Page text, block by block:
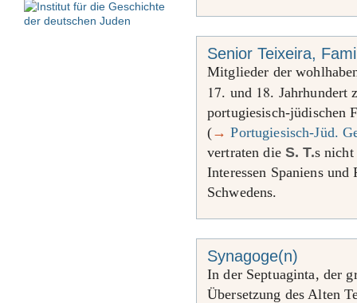
Senior Teixeira,
Mitglieder der
17. und 18. Jahrhundert
portugiesisch-jüdischen
(→ Portugiesisch-Jüd.
vertraten die S. T.s
Interessen Spaniens
Schwedens.
Synagoge(n)
In der Septuaginta, der
Übersetzung des Alten